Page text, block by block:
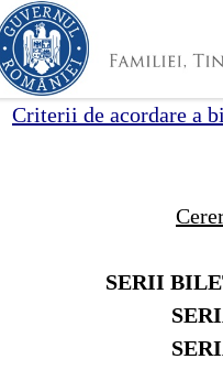
Criterii de acordare a
SERII